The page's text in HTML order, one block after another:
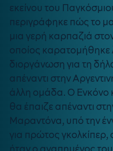
εκείνου του
περιγράφηκε πώς το
μια γερή καρπαζιά
οποίος καρατομήθηκε
διοργάνωση για τη
απέναντι στην
άλλη ομάδα. Ο Ενκόνο
θα έπαιζε απέναντι
Μαραντόνα, υπό την
για πρώτος
ήταν ο αγαπημένος